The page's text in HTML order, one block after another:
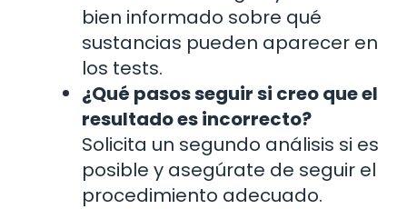
bien informado sobre qué
sustancias pueden aparecer en
los tests.
¿Qué pasos seguir si creo que el
resultado es incorrecto?
Solicita un segundo análisis si es
posible y asegúrate de seguir el
procedimiento adecuado.